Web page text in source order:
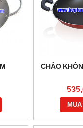
CHẢO
MUA